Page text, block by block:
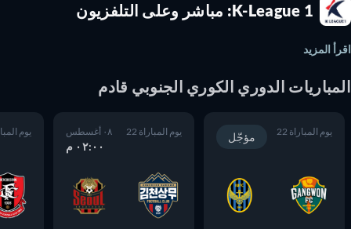
K-League 1: مباشر وعلى التلفزيون
المزيد
الدوري الكوري الجنوبي قادم
يوم المباراة 22 مؤجّل يوم المباراة 22
٠٢:٠٠ م
يوم المباراة